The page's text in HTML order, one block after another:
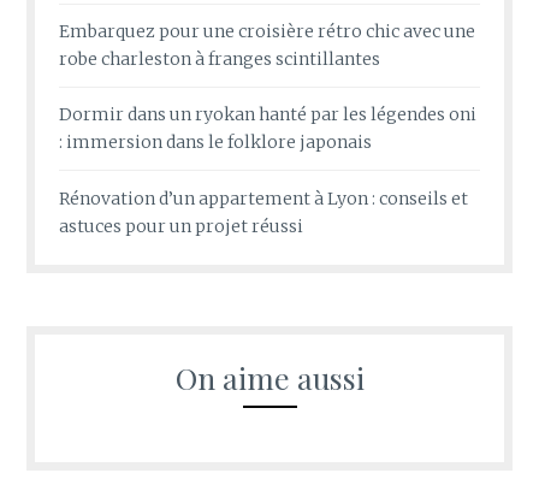
Embarquez pour une croisière rétro chic avec une
robe charleston à franges scintillantes
Dormir dans un ryokan hanté par les légendes oni
: immersion dans le folklore japonais
Rénovation d’un appartement à Lyon : conseils et
astuces pour un projet réussi
On aime aussi